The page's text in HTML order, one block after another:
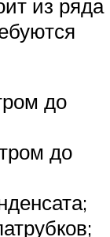
из ряда
до
до